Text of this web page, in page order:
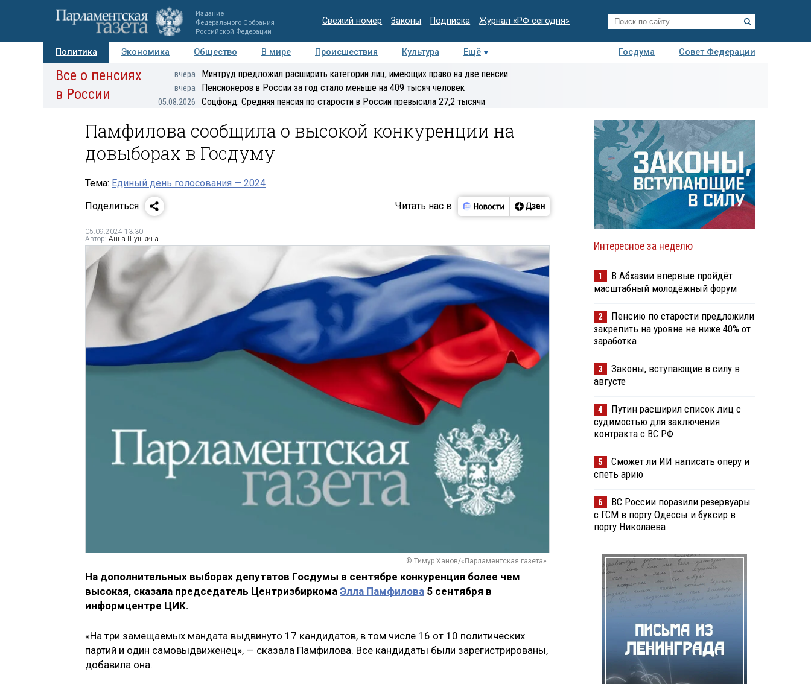
Издание
Федерального Собрания
Российской Федерации
Свежий номер Законы Подписка Журнал «РФ сегодня»
Политика Экономика Общество В мире Происшествия Культура Ещё Госдума
Совет Федерации
Авторы Персоны Мнения Регионы Медиацентр Интервью Колумнисты
Деловая
Все о пенсиях
в России
вчера Минтруд предложил расширить категории лиц, имеющих право на две пенсии
вчера Пенсионеров в России за год стало меньше на 409 тысяч человек
05.08.2026 Соцфонд: Средняя пенсия по старости в России превысила 27,2 тысячи
Памфилова сообщила о высокой конкуренции на
довыборах в Госдуму
Тема: Единый день голосования — 2024
Поделиться
Читать нас в
05.09.2024 13:30
Автор: Анна Шушкина
© Тимур Ханов/«Парламентская газета»
На дополнительных выборах депутатов Госдумы в сентябре конкуренция более чем
высокая, сказала председатель Центризбиркома Элла Памфилова 5 сентября в
информцентре ЦИК.
«На три замещаемых мандата выдвинуто 17 кандидатов, в том числе 16 от 10 политических
партий и один самовыдвиженец», — сказала Памфилова. Все кандидаты были зарегистрированы,
добавила она.
Интересное за неделю
1
В Абхазии впервые пройдёт
масштабный молодёжный форум
2
Пенсию по старости предложили
закрепить на уровне не ниже 40% от
заработка
3
Законы, вступающие в силу в
августе
4
Путин расширил список лиц с
судимостью для заключения
контракта с ВС РФ
5
Сможет ли ИИ написать оперу и
спеть арию
6
ВС России поразили резервуары
с ГСМ в порту Одессы и буксир в
порту Николаева